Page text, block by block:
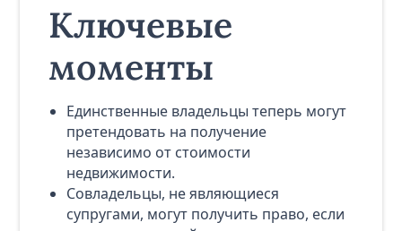
Ключевые
моменты
Единственные владельцы теперь могут
претендовать на получение
независимо от стоимости
недвижимости.
Совладельцы, не являющиеся
супругами, могут получить право, если